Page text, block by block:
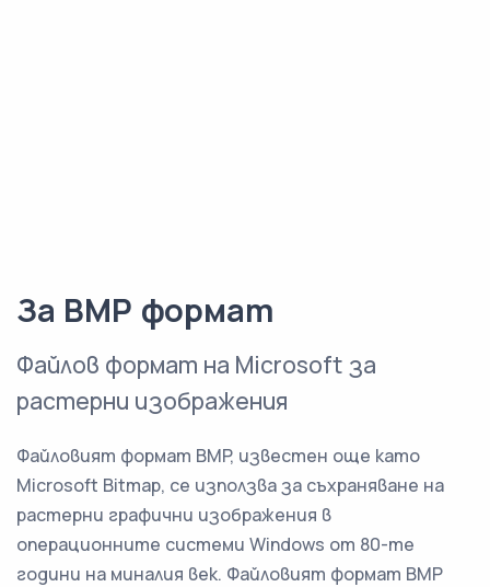
За BMP формат
Файлов формат на Microsoft за
растерни изображения
Файловият формат BMP, известен още като
Microsoft Bitmap, се използва за съхраняване на
растерни графични изображения в
операционните системи Windows от 80-те
години на миналия век. Файловият формат BMP